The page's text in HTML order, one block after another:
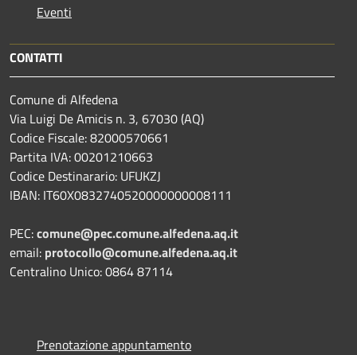
Eventi
CONTATTI
Comune di Alfedena
Via Luigi De Amicis n. 3, 67030 (AQ)
Codice Fiscale: 82000570661
Partita IVA: 00201210663
Codice Destinarario: UFUKZJ
IBAN: IT60X0832740520000000008111
PEC:comune@pec.comune.alfedena.aq.it
email: protocollo@comune.alfedena.aq.it
Centralino Unico: 0864 87114
Prenotazione appuntamento